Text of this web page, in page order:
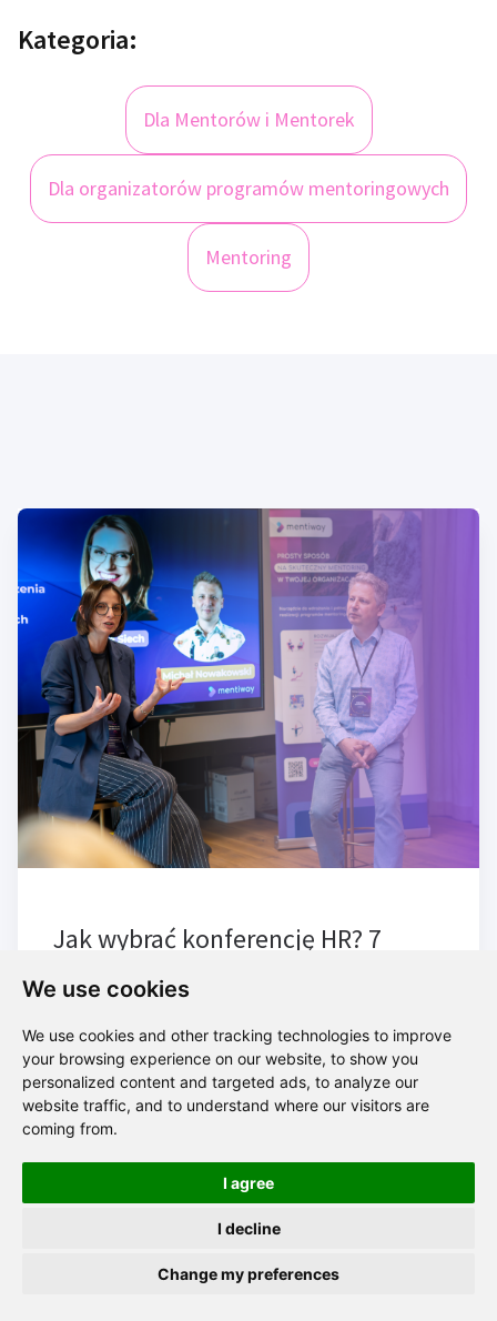
We use cookies
We use cookies and other tracking technologies to improve
your browsing experience on our website, to show you
personalized content and targeted ads, to analyze our
website traffic, and to understand where our visitors are
coming from.
I agree
I decline
Change my preferences
Kategoria:
Dla Mentorów i Mentorek
Dla organizatorów programów mentoringowych
Mentoring
Jak wybrać konferencję HR? 7
pytań, które warto zadać przed
zakupem biletu
Zapraszamy na konferencję Mentoring Program
Excellence 15.09.2026r.
Więcej szczegółów